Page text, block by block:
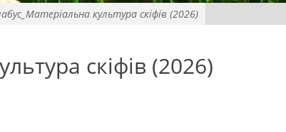
культура скіфів (2026)
скіфів (2026)